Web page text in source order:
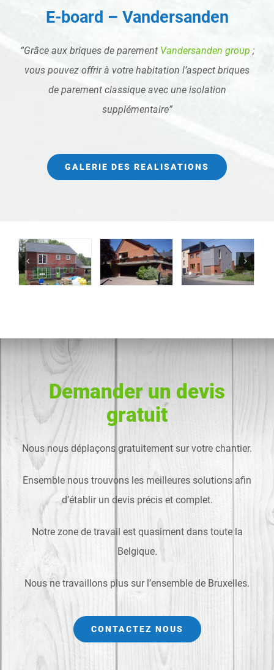
E-board – Vandersanden
“Grâce aux briques de parement Vandersanden group ;
vous pouvez offrir à votre habitation l’aspect briques
de parement classique avec une isolation
supplémentaire”
GALERIE DES REALISATIONS
Demander un devis
gratuit
Nous nous déplaçons gratuitement sur votre chantier.
Ensemble nous trouvons les meilleures solutions afin
d’établir un devis précis et complet.
Notre zone de travail est quasiment dans toute la
Belgique.
Nous ne travaillons plus sur l’ensemble de Bruxelles.
CONTACTEZ NOUS